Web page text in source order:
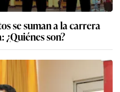
se suman a la carrera
¿Quiénes son?